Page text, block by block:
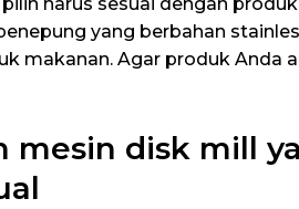
yang berbahan
makanan. Agar produk Anda
mesin disk mill